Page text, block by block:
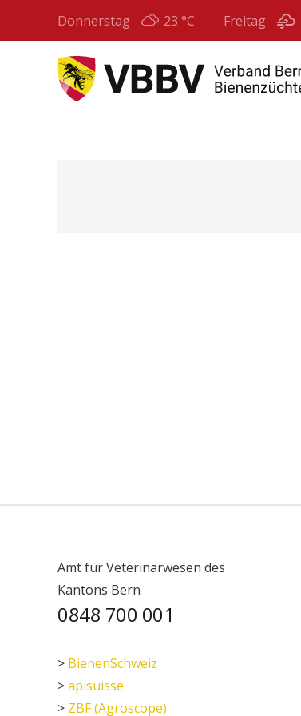
Donnerstag 23 °C Freitag
Amt für Veterinärwesen des
Kantons Bern
0848 700 001
> BienenSchweiz
>apisuisse
> ZBF (Agroscope)